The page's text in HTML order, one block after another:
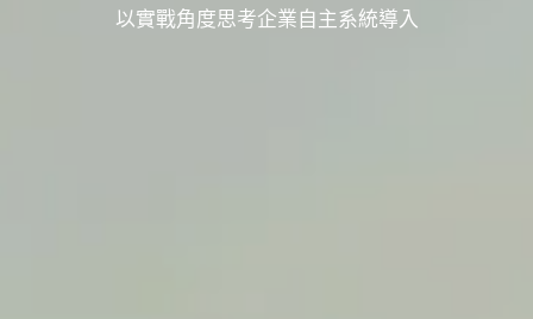
以實戰角度思考企業自主系統導入